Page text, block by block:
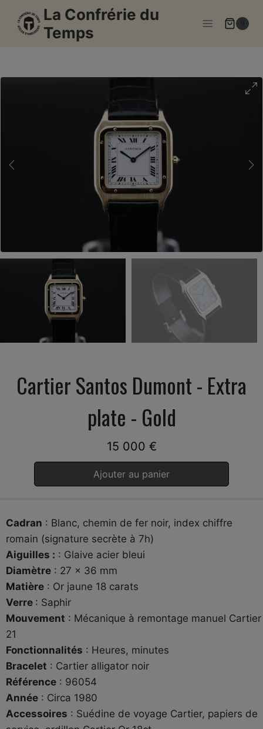
contenu
La Confrérie du
Temps
Cartier Santos Dumont - Extra
plate - Gold
15 000 €
Ajouter au panier
Cadran : Blanc, chemin de fer noir, index chiffre
romain (signature secrète à 7h)
Aiguilles : : Glaive acier bleui
Diamètre : 27 x 36 mm
Matière : Or jaune 18 carats
Verre : Saphir
Mouvement : Mécanique à remontage manuel Cartier
21
Fonctionnalités : Heures, minutes
Bracelet : Cartier alligator noir
Référence : 96054
Année : Circa 1980
Accessoires : Suédine de voyage Cartier, papiers de